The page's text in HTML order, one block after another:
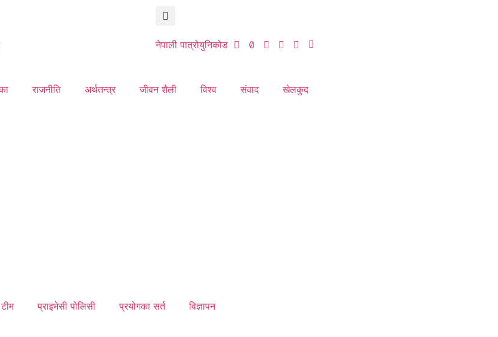
नेपाली पात्रोयुनिकोड
राजनीति अर्थतन्त्र जीवन शैली विश्व संवाद खेलकुद
प्राइभेसी पोलिसी प्रयोगका सर्त विज्ञापन